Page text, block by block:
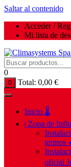
Saltar al contenido
Acceder /
Mi lista de
0
0 Total: 0,00 €
Inicio 🌡️
| Zona de
termos
oficial